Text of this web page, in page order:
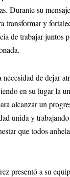
Durante su
transformar y
de trabajar juntos
de dejar
en su lugar la
alcanzar un
unida y
que todos
presentó a su